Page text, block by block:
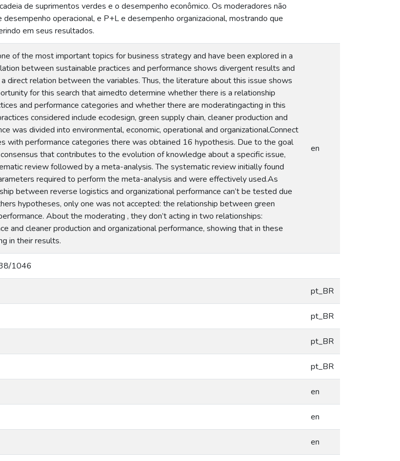
de suprimentos verdes e o desempenho econômico. Os moderadores não
operacional, e P+L e desempenho organizacional, mostrando que
em seus resultados.
of the most important topics for business strategy and have been explored in a
between sustainable practices and performance shows divergent results and
direct relation between the variables. Thus, the literature about this issue shows
for this search that aimedto determine whether there is a relationship
and performance categories and whether there are moderatingacting in this
considered include ecodesign, green supply chain, cleaner production and
was divided into environmental, economic, operational and organizational.Connect
with performance categories there was obtained 16 hypothesis. Due to the goal
that contributes to the evolution of knowledge about a specific issue,
review followed by a meta-analysis. The systematic review initially found
required to perform the meta-analysis and were effectively used.As
between reverse logistics and organizational performance can’t be tested due
hypotheses, only one was not accepted: the relationship between green
About the moderating , they don’t acting in two relationships:
and cleaner production and organizational performance, showing that in these
in their results.
en
1046
pt_BR
pt_BR
pt_BR
pt_BR
en
en
en